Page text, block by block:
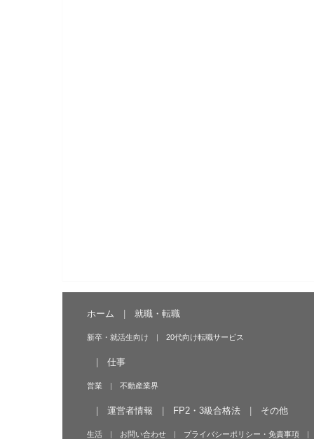
ホーム 就職・転職
新卒・就活生向け 20代向け転職サービス
仕事
営業 不動産業界
運営者情報 FP2・3級合格法 その他
生活 お問い合わせ プライバシーポリシー・免責事項